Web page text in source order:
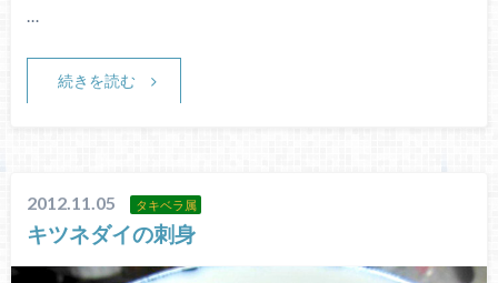
…
続きを読む
2012.11.05 タキベラ属
キツネダイの刺身